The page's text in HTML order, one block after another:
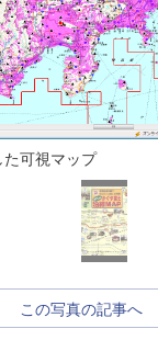
可視マップ
この写真の記事へ